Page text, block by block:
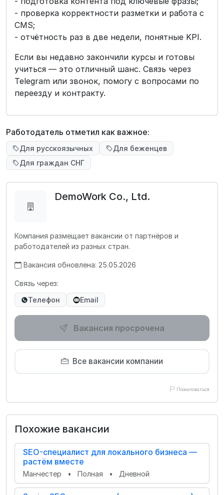
- проверка корректности разметки и работа с
CMS;
- отчётность раз в две недели, понятные KPI.
Если вы недавно закончили курсы и готовы
учиться — это отличный шанс. Связь через
Telegram или звонок, помогу с вопросами по
переезду и контракту.
Работодатель отметил как важное:
Для русскоязычных
Для беженцев
Для граждан СНГ
DemoWork Co., Ltd.
Компания размещает вакансии от партнёров и
работодателей из разных стран.
Вакансия обновлена: 25.05.2026
Связь через:
Телефон
Email
Вакансия просрочена
Все вакансии компании
Пожаловаться
Похожие вакансии
SEO-специалист для локального бизнеса —
растём вместе
Манчестер • Полная • Дневной